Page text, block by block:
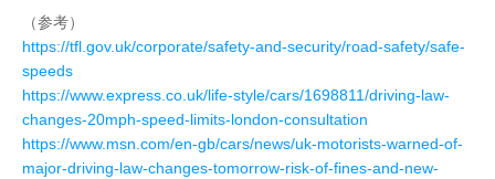
（参考）
https://tfl.gov.uk/corporate/safety-and-security/road-safety/safe-
speeds
https://www.express.co.uk/life-style/cars/1698811/driving-law-
changes-20mph-speed-limits-london-consultation
https://www.msn.com/en-gb/cars/news/uk-motorists-warned-of-
major-driving-law-changes-tomorrow-risk-of-fines-and-new-